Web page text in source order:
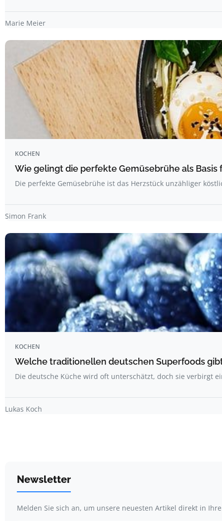
Marie Meier
KOCHEN
Wie gelingt die perfekte Gemüsebrühe als Basis
Die perfekte Gemüsebrühe ist das Herzstück unzähliger
Simon Frank
KOCHEN
Welche traditionellen deutschen Superfoods
Die deutsche Küche wird oft unterschätzt, doch sie verbirgt
Lukas Koch
Newsletter
Melden Sie sich an, um unsere neuesten Artikel direkt in